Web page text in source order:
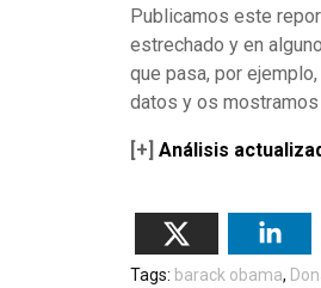
Publicamos este
estrechado y en
que pasa, por ejemplo,
datos y os
[+] Análisis
Tags: barack obama,